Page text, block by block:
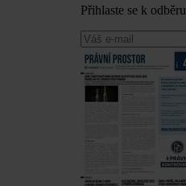
Přihlaste se k